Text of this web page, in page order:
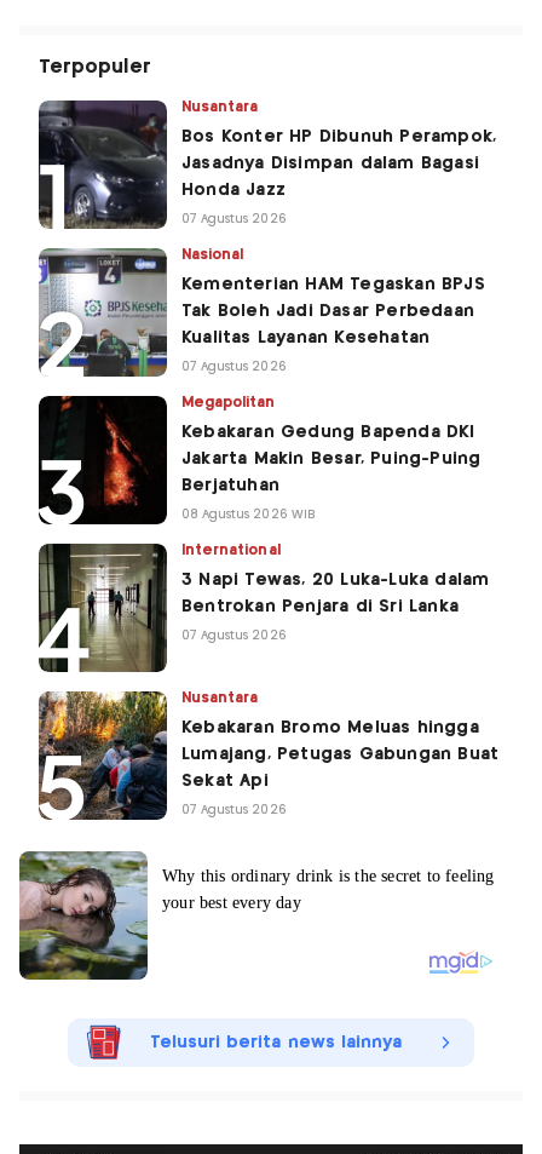
Terpopuler
Nusantara
Bos Konter HP Dibunuh Perampok,
Jasadnya Disimpan dalam Bagasi
Honda Jazz
07 Agustus 2026
Nasional
Kementerian HAM Tegaskan BPJS
Tak Boleh Jadi Dasar Perbedaan
Kualitas Layanan Kesehatan
07 Agustus 2026
Megapolitan
Kebakaran Gedung Bapenda DKI
Jakarta Makin Besar, Puing-Puing
Berjatuhan
08 Agustus 2026 WIB
International
3 Napi Tewas, 20 Luka-Luka dalam
Bentrokan Penjara di Sri Lanka
07 Agustus 2026
Nusantara
Kebakaran Bromo Meluas hingga
Lumajang, Petugas Gabungan Buat
Sekat Api
07 Agustus 2026
Telusuri berita news lainnya